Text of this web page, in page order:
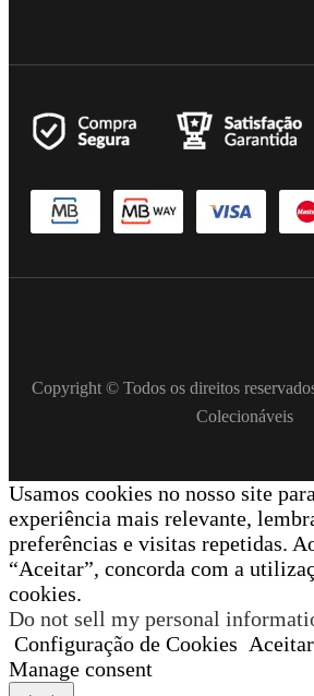
Copyright © Todos os direitos
Colecionáveis
Usamos cookies no nosso site
experiência mais relevante,
preferências e visitas repetidas.
“Aceitar”, concorda com a
cookies.
Do not sell my personal
Configuração de Cookies Aceitar
Manage consent